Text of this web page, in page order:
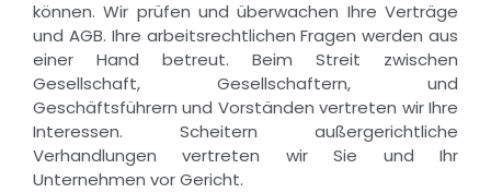
können. Wir prüfen und überwachen Ihre Verträge
und AGB. Ihre arbeitsrechtlichen Fragen werden aus
einer Hand betreut. Beim Streit zwischen
Gesellschaft, Gesellschaftern, und
Geschäftsführern und Vorständen vertreten wir Ihre
Interessen. Scheitern außergerichtliche
Verhandlungen vertreten wir Sie und Ihr
Unternehmen vor Gericht.